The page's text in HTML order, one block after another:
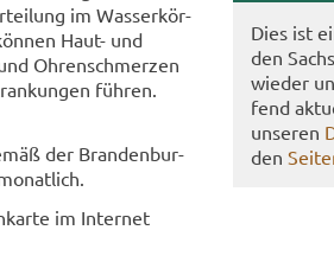
im Was­ser­kör­
Haut- und
Oh­ren­schmer­zen
füh­ren.
der Bran­den­bur­
im In­ter­net
Dies ist
den
wie­der
fend
un­se­ren
den